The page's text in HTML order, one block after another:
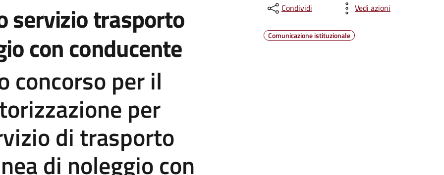
servizio trasporto
con conducente
concorso per il
per
di trasporto
di noleggio con
Condividi Vedi azioni
Comunicazione istituzionale